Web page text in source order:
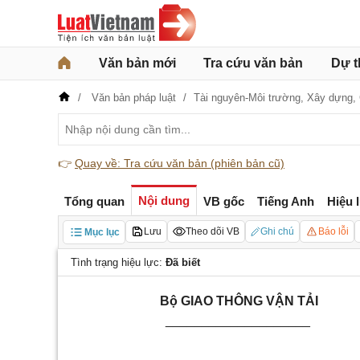
Văn bản mới Tra cứu văn bản Dự
Văn bản pháp luật Tài nguyên-Môi trường, Xây dựng,
👉 Quay về: Tra cứu văn bản (phiên bản cũ)
Tổng quan Nội dung VB gốc Tiếng Anh Hiệu
Mục lục Lưu Theo dõi VB Ghi chú Báo lỗi
Tình trạng hiệu lực: Đã biết
Bộ GIAO THÔNG VẬN TẢI